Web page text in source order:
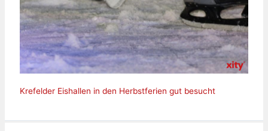
Krefelder Eishallen in den Herbstferien gut besucht